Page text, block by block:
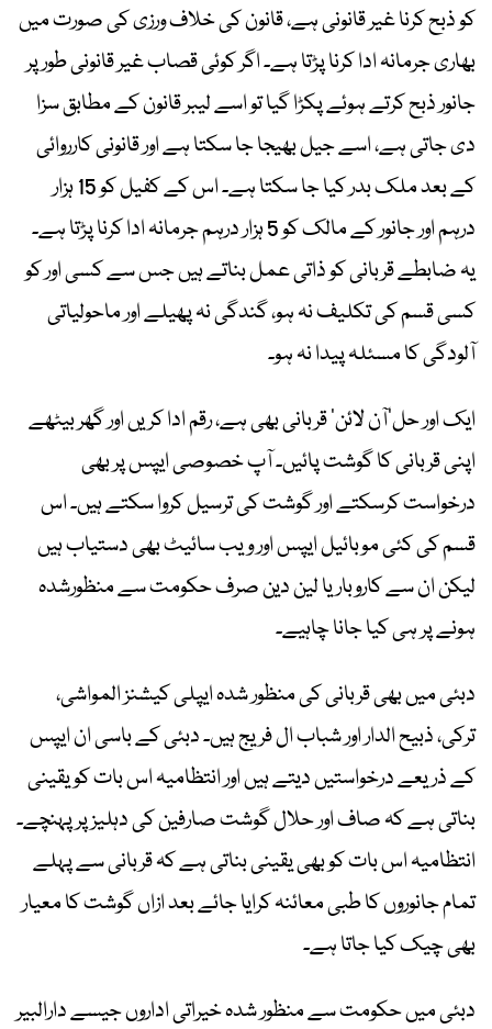
کو ذبح کرنا غیر قانونی ہے، قانون کی خلاف ورزی کی صورت میں
بھاری جرمانہ ادا کرنا پڑتا ہے۔ اگر کوئی قصاب غیر قانونی طور پر
جانور ذبح کرتے ہوئے پکڑا گیا تو اسے لیبر قانون کے مطابق سزا
دی جاتی ہے، اسے جیل بھیجا جا سکتا ہے اور قانونی کارروائی
کے بعد ملک بدر کیا جا سکتا ہے۔ اس کے کفیل کو 15 ہزار
درہم اور جانور کے مالک کو 5 ہزار درہم جرمانہ ادا کرنا پڑتا ہے۔
یہ ضابطے قربانی کو ذاتی عمل بناتے ہیں جس سے کسی اور کو
کسی قسم کی تکلیف نہ ہو، گندگی نہ پھیلے اور ماحولیاتی
آلودگی کا مسئلہ پیدا نہ ہو۔
ایک اور حل’آن لائن‘ قربانی بھی ہے، رقم ادا کریں اور گھر بیٹھے
اپنی قربانی کا گوشت پائیں۔ آپ خصوصی ایپس پر بھی
درخواست کرسکتے اور گوشت کی ترسیل کروا سکتے ہیں۔ اس
قسم کی کئی موبائیل ایپس اور ویب سائیٹ بھی دستیاب ہیں
لیکن ان سے کاروبار یا لین دین صرف حکومت سے منظورشدہ
ہونے پر ہی کیا جانا چاہیے۔
دبئی میں بھی قربانی کی منظور شدہ ایپلی کیشنز المواشی،
ترکی، ذبیح الدار اور شباب ال فریج ہیں۔ دبئی کے باسی ان ایپس
کے ذریعے درخواستیں دیتے ہیں اور انتظامیہ اس بات کو یقینی
بناتی ہے کہ صاف اور حلال گوشت صارفین کی دہلیز پر پہنچے۔
انتظامیہ اس بات کو بھی یقینی بناتی ہے کہ قربانی سے پہلے
تمام جانوروں کا طبی معائنہ کرایا جائے بعد ازاں گوشت کا معیار
بھی چیک کیا جاتا ہے۔
دبئی میں حکومت سے منظور شدہ خیراتی اداروں جیسے دارالبیر